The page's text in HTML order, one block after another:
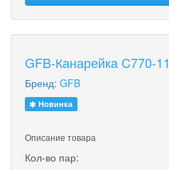
GFB-Канарейка C770-11
Бренд: GFB
Новинка
Описание товара
Кол-во пар: